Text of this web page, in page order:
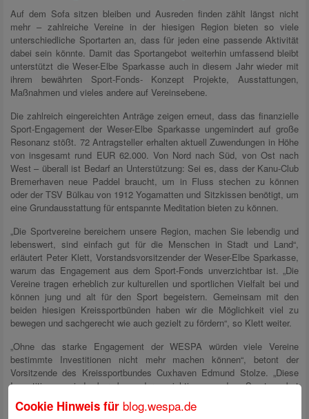
Auf dem Sofa sitzen bleiben und Ausreden finden zählt längst nicht
mehr – zahlreiche Vereine in der hiesigen Region bieten so viele
unterschiedliche Sportarten an, dass für jeden eine passende Aktivität
dabei sein könnte. Damit das Sportangebot weiterhin umfassend bleibt
unterstützt die Weser-Elbe Sparkasse auch in diesem Jahr wieder mit
ihrem bewährten Sport-Fonds- Konzept Projekte, Ausstattungen,
Maßnahmen und vieles andere auf Vereinsebene.
Die zahlreich eingereichten Anträge zeigen erneut, dass das finanzielle
Sport-Engagement der Weser-Elbe Sparkasse ungemindert auf große
Resonanz stößt. 72 Antragsteller erhalten aktuell Zuwendungen in Höhe
von insgesamt rund EUR 62.000. Von Nord nach Süd, von Ost nach
West – überall ist Bedarf an Unterstützung: Sei es, dass der Kanu-Club
Bremerhaven neue Paddel braucht, um in Fluss stechen zu können
oder der TSV Bülkau von 1912 Yoga­matten und Sitzkissen benötigt, um
eine Grundausstattung für entspannte Meditation bieten zu können.
„Die Sportvereine bereichern unsere Region, machen Sie lebendig und
lebenswert, sind einfach gut für die Menschen in Stadt und Land“,
erläutert Peter Klett, Vorstandsvorsitzender der Weser-Elbe Sparkasse,
warum das Engagement aus dem Sport-Fonds unver­zichtbar ist. „Die
Vereine tragen erheblich zur kulturellen und sportlichen Vielfalt bei und
können jung und alt für den Sport begeistern. Gemeinsam mit den
beiden hiesigen Kreissport­bünden haben wir die Möglichkeit viel zu
bewegen und sachgerecht wie auch gezielt zu fördern“, so Klett weiter.
„Ohne das starke Engagement der WESPA würden viele Vereine
bestimmte Investitionen nicht mehr machen können“, betont der
Vorsitzende des Kreissportbundes Cuxhaven Edmund Stolze. „Diese
Investitionen sind aber besonders wichtig, um das Sport­angebot
auszubauen. Insbesondere Sportvereine die sich vor allem der Jugend-
und Integrationsarbeit widmen, werden schwerpunktmäßig gefördert. Die
Cookie Hinweis für blog.wespa.de